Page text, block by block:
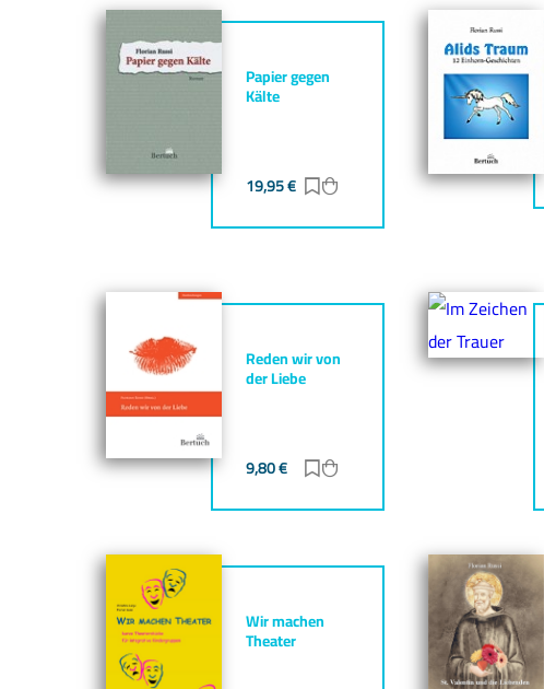
Papier gegen
Kälte
19,95€ Zur Merkliste hinzufügen
Zum Warenkorb hinzufügen
Reden wir von
der Liebe
9,80€ Zur Merkliste hinzufügen
Wir machen
Theater